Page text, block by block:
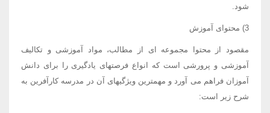
شود.
3) محتوای آموزش
مقصود از محتوا مجموعه ای از مطالب، مواد آموزشی و تکالیف
آموزشی و پرورشی است که انواع فرصتهای یادگیری را برای دانش
آموزان فراهم می آورد و مهمترین ویژگیهای آن در مدرسه کارآفرین به
شرح زیر است: